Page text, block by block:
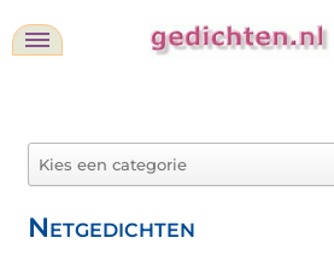
Netgedichten